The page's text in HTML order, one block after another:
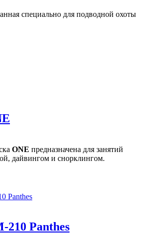
специально для подводной охоты
ONE предназначена для занятий
дайвингом и снорклингом.
Panthes